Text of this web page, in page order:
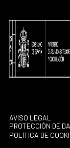
AVISO LEGAL
PROTECCIÓN DE
POLÍTICA DE